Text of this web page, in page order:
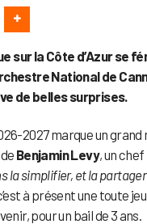
sur la Côte d’Azur se
National de
de belles surprises.
2027 marque un grand
Benjamin Levy, un
la simplifier, et la
à présent une toute
pour un bail de 3 ans.